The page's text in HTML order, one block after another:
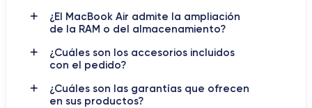
¿El MacBook Air admite la ampliación
de la RAM o del almacenamiento?
¿Cuáles son los accesorios incluidos
con el pedido?
¿Cuáles son las garantías que ofrecen
en sus productos?